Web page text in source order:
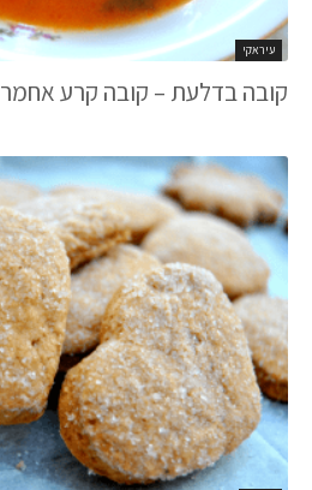
עיראקי
קובה בדלעת – קובה קרע אחמר